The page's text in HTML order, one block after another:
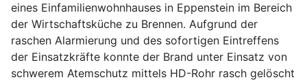
eines Einfamilienwohnhauses in Eppenstein im Bereich
der Wirtschaftsküche zu Brennen. Aufgrund der
raschen Alarmierung und des sofortigen Eintreffens
der Einsatzkräfte konnte der Brand unter Einsatz von
schwerem Atemschutz mittels HD-Rohr rasch gelöscht